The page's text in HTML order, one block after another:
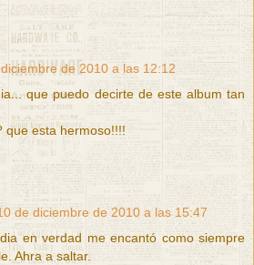
de 2010 a las 12:12
que puedo decirte de este album tan
que esta hermoso!!!!
de diciembre de 2010 a las 15:47
en verdad me encantó como siempre
Ahra a saltar.